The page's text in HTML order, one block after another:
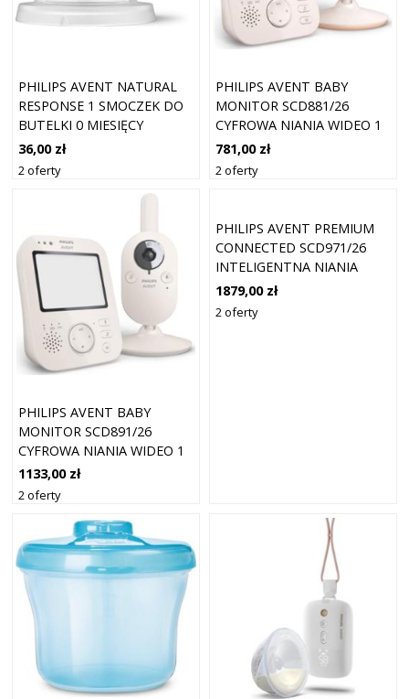
PHILIPS AVENT NATURAL
RESPONSE 1 SMOCZEK DO
BUTELKI 0 MIESIĘCY
POWOLNY PRZEPŁYW 2
SZTUKI
36,00 zł
2 oferty
PHILIPS AVENT BABY
MONITOR SCD881/26
CYFROWA NIANIA WIDEO 1
SZT.
781,00 zł
2 oferty
PHILIPS AVENT BABY
MONITOR SCD891/26
CYFROWA NIANIA WIDEO 1
SZT.
1133,00 zł
2 oferty
PHILIPS AVENT PREMIUM
CONNECTED SCD971/26
INTELIGENTNA NIANIA
ELEKTRONICZNA Z KAMERĄ
1 SZT.
1879,00 zł
2 oferty